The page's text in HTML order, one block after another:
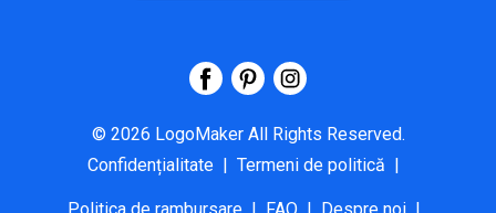
© 2026 LogoMaker All Rights Reserved.
Confidențialitate | Termeni de politică |